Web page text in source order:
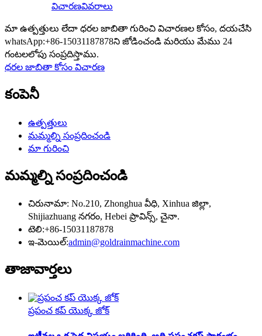
విచారణవివరాలు
మా ఉత్పత్తులు లేదా ధరల జాబితా గురించి విచారణల కోసం, దయచేసి
whatsApp:+86-15031187878ని జోడించండి మరియు మేము 24
గంటలలోపు సంప్రదిస్తాము.
ధరల జాబితా కోసం విచారణ
కంపెనీ
ఉత్పత్తులు
మమ్మల్ని సంప్రదించండి
మా గురించి
మమ్మల్ని సంప్రదించండి
చిరునామా: No.210, Zhonghua వీధి, Xinhua జిల్లా,
Shijiazhuang నగరం, Hebei ప్రావిన్స్, చైనా.
టెలి:+86-15031187878
ఇ-మెయిల్:admin@goldrainmachine.com
తాజావార్తలు
ప్రపంచ కప్ యొక్క జోక్